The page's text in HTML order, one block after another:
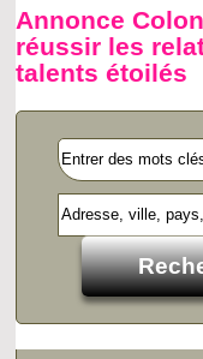
Annonce
réussir les
talents étoilés